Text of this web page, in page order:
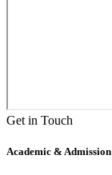
Get in Touch
Academic & Admission